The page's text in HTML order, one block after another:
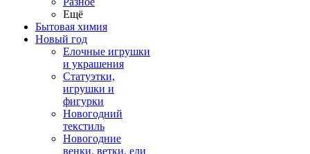
Ещё
Бытовая химия
Новый год
Елочные игрушки
и украшения
Статуэтки,
игрушки и
фигурки
Новогодний
текстиль
Новогодние
венки, ветки, ели